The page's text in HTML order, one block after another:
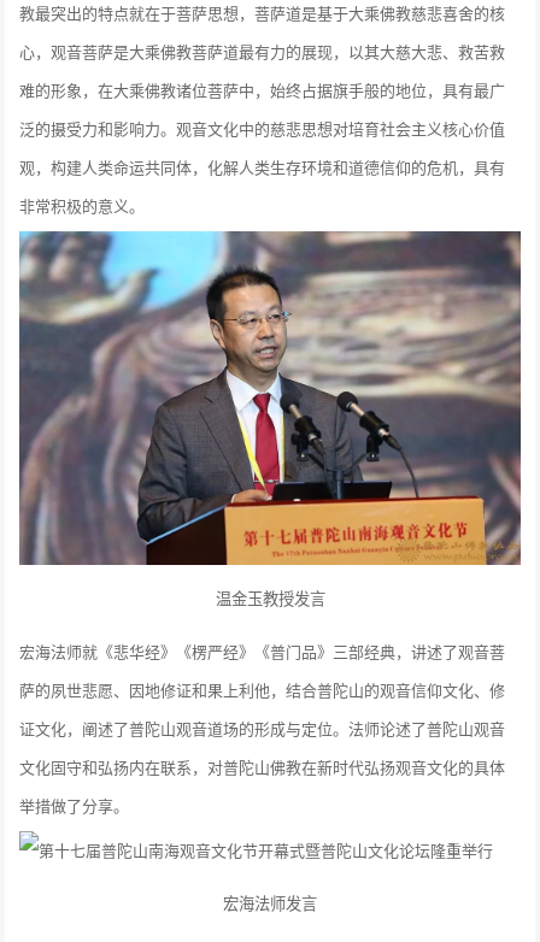
教最突出的特点就在于菩萨思想，菩萨道是基于大乘佛教慈悲喜舍的核
心，观音菩萨是大乘佛教菩萨道最有力的展现，以其大慈大悲、救苦救
难的形象，在大乘佛教诸位菩萨中，始终占据旗手般的地位，具有最广
泛的摄受力和影响力。观音文化中的慈悲思想对培育社会主义核心价值
观，构建人类命运共同体，化解人类生存环境和道德信仰的危机，具有
非常积极的意义。
温金玉教授发言
宏海法师就《悲华经》《楞严经》《普门品》三部经典，讲述了观音菩
萨的夙世悲愿、因地修证和果上利他，结合普陀山的观音信仰文化、修
证文化，阐述了普陀山观音道场的形成与定位。法师论述了普陀山观音
文化固守和弘扬内在联系，对普陀山佛教在新时代弘扬观音文化的具体
举措做了分享。
宏海法师发言